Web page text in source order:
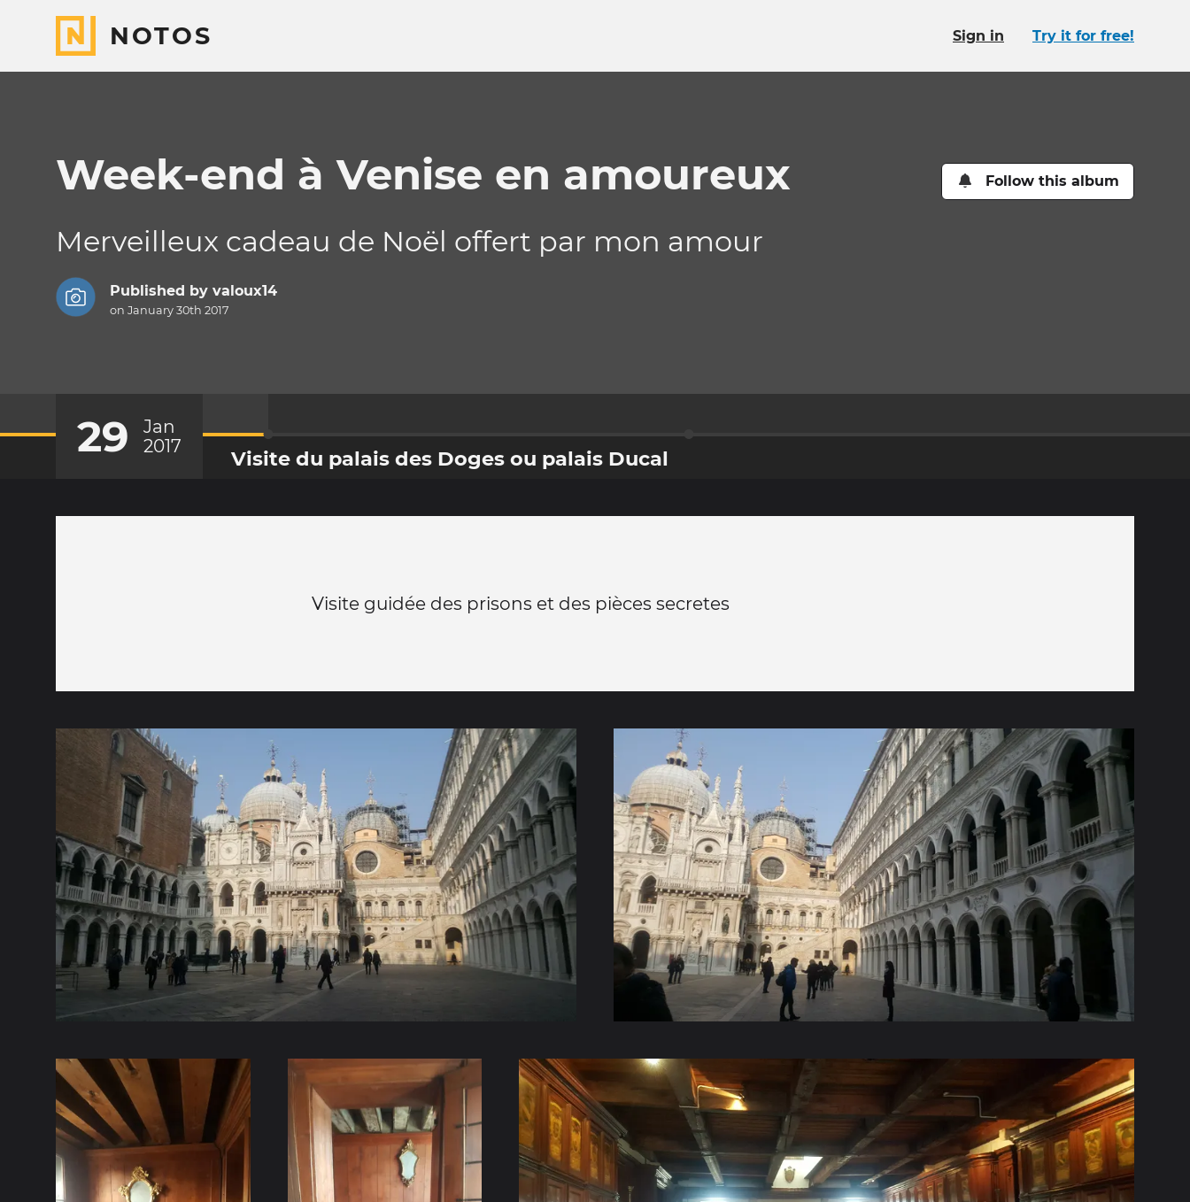
NOTOS Sign in Try it for free!
Week-end à Venise en amoureux Follow this album
Merveilleux cadeau de Noël offert par mon amour
Published by valoux14
on January 30th 2017
29
Jan
2017
Visite du palais des Doges ou palais Ducal
Visite guidée des prisons et des pièces secretes